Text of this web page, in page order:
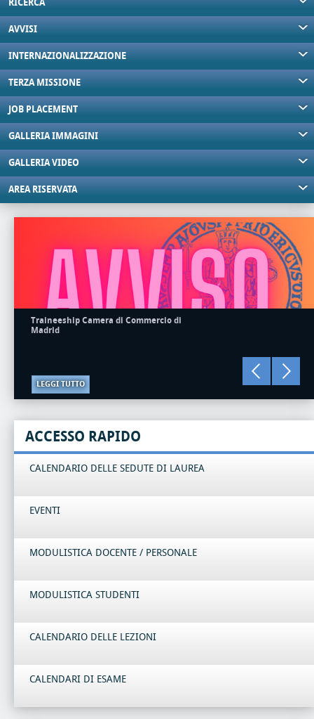
RICERCA
AVVISI
INTERNAZIONALIZZAZIONE
TERZA MISSIONE
JOB PLACEMENT
GALLERIA IMMAGINI
GALLERIA VIDEO
AREA RISERVATA
Traineeship Camera di Commercio di
Madrid
LEGGI TUTTO
ACCESSO RAPIDO
CALENDARIO DELLE SEDUTE DI LAUREA
EVENTI
MODULISTICA DOCENTE / PERSONALE
MODULISTICA STUDENTI
CALENDARIO DELLE LEZIONI
CALENDARI DI ESAME